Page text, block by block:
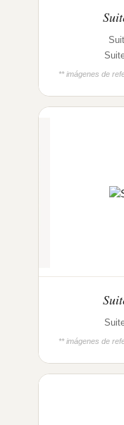
** imágenes de
** imágenes de